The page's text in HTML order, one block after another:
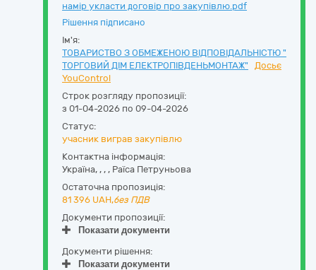
намір укласти договір про закупівлю.pdf
Рішення підписано
Ім'я:
ТОВАРИСТВО З ОБМЕЖЕНОЮ ВІДПОВІДАЛЬНІСТЮ "
ТОРГОВИЙ ДІМ ЕЛЕКТРОПІВДЕНЬМОНТАЖ"
Досьє
YouControl
Строк розгляду пропозиції:
з 01-04-2026 по 09-04-2026
Статус:
учасник виграв закупівлю
Контактна інформація:
Україна, , , , Раїса Петруньова
Остаточна пропозиція:
81 396 UAH,без ПДВ
Документи пропозиції:
Показати документи
Документи рішення:
Показати документи